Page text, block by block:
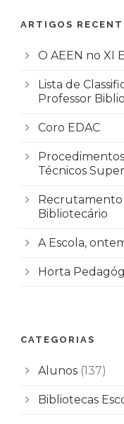
ARTIGOS
O AEEN no XI
Lista de
Professor
Coro EDAC
Técnicos
Bibliotecário
A Escola,
Horta
CATEGORIAS
Alunos (137)
Bibliotecas